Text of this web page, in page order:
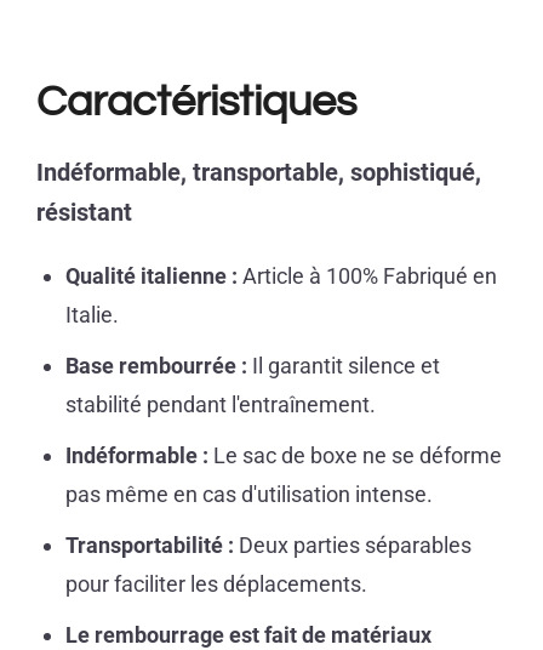
Caractéristiques
Indéformable, transportable, sophistiqué,
résistant
Qualité italienne : Article à 100% Fabriqué en
Italie.
Base rembourrée : Il garantit silence et
stabilité pendant l'entraînement.
Indéformable : Le sac de boxe ne se déforme
pas même en cas d'utilisation intense.
Transportabilité : Deux parties séparables
pour faciliter les déplacements.
Le rembourrage est fait de matériaux